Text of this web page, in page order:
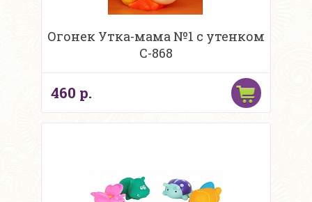
Огонек Утка-мама №1 с утенком
С-868
460 р.